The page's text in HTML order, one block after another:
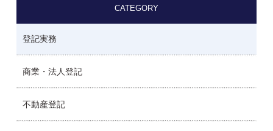
CATEGORY
登記実務
商業・法人登記
不動産登記